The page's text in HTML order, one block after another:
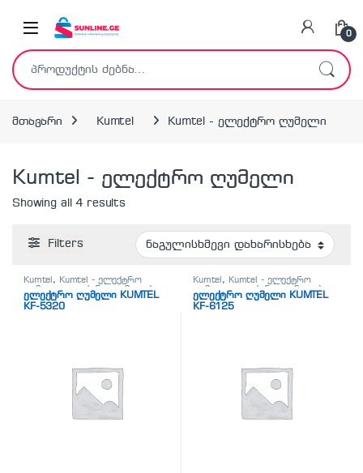
0
ძებნა:
მთავარი Kumtel Kumtel - ელექტრო ღუმელი
Kumtel - ელექტრო ღუმელი
Showing all 4 results
Filters
Kumtel , Kumtel - ელექტრო
ღუმელი, ელექტრო ღუმელები
ელექტრო ღუმელი KUMTEL
KF-5320
Kumtel , Kumtel - ელექტრო
ღუმელი, ელექტრო ღუმელები
ელექტრო ღუმელი KUMTEL
KF-6125